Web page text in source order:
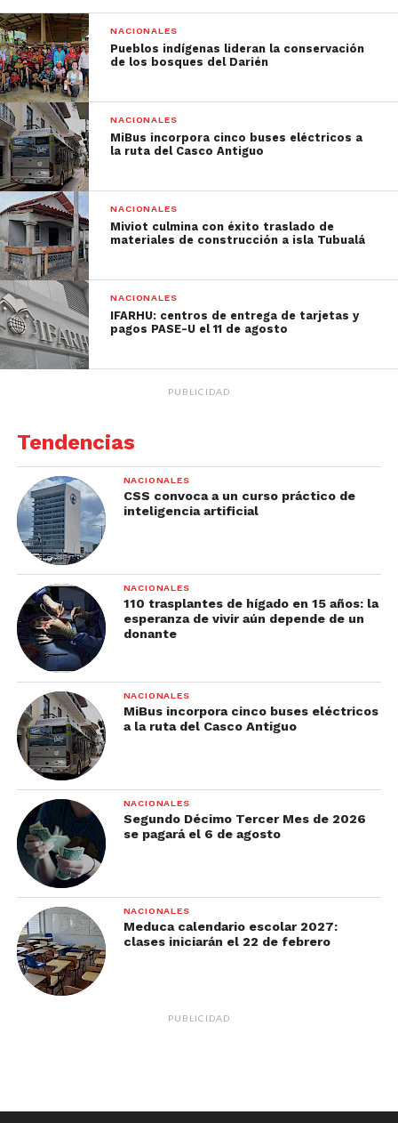
NACIONALES
Pueblos indígenas lideran la conservación
de los bosques del Darién
NACIONALES
MiBus incorpora cinco buses eléctricos a
la ruta del Casco Antiguo
NACIONALES
Miviot culmina con éxito traslado de
materiales de construcción a isla Tubualá
NACIONALES
IFARHU: centros de entrega de tarjetas y
pagos PASE-U el 11 de agosto
PUBLICIDAD
Tendencias
NACIONALES
CSS convoca a un curso práctico de
inteligencia artificial
NACIONALES
110 trasplantes de hígado en 15 años: la
esperanza de vivir aún depende de un
donante
NACIONALES
MiBus incorpora cinco buses eléctricos
a la ruta del Casco Antiguo
NACIONALES
Segundo Décimo Tercer Mes de 2026
se pagará el 6 de agosto
NACIONALES
Meduca calendario escolar 2027:
clases iniciarán el 22 de febrero
PUBLICIDAD